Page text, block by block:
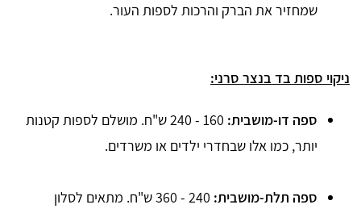
שמחזיר את הברק והרכות לספות העור.
ניקוי ספות בד בנצר סרני:
ספה דו-מושבית:
160 - 240 ש"ח. מושלם לספות קטנות
יותר, כמו אלו שבחדרי ילדים או משרדים.
ספה תלת-מושבית:
240 - 360 ש"ח. מתאים לסלון